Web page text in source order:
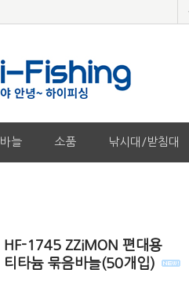
바늘 소품 낚시대/받침대
HF-1745 ZZiMON 편대용
티타늄 묶음바늘(50개입)